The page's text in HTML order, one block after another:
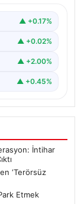
▲ +0.17%
▲ +0.02%
▲ +2.00%
▲ +0.45%
İntihar
‘Terörsüz
Etmek